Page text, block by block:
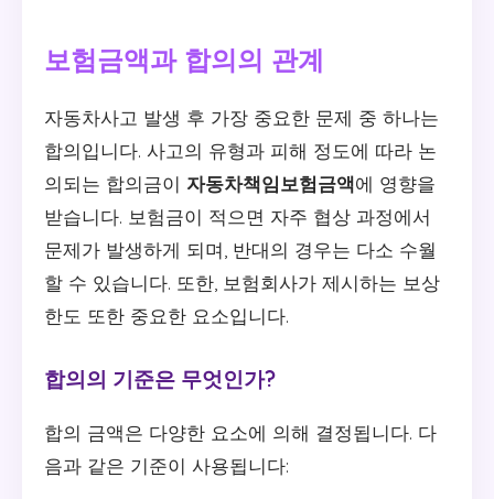
보험금액과 합의의 관계
자동차사고 발생 후 가장 중요한 문제 중 하나는
합의입니다. 사고의 유형과 피해 정도에 따라 논
의되는 합의금이 자동차책임보험금액에 영향을
받습니다. 보험금이 적으면 자주 협상 과정에서
문제가 발생하게 되며, 반대의 경우는 다소 수월
할 수 있습니다. 또한, 보험회사가 제시하는 보상
한도 또한 중요한 요소입니다.
합의의 기준은 무엇인가?
합의 금액은 다양한 요소에 의해 결정됩니다. 다
음과 같은 기준이 사용됩니다: